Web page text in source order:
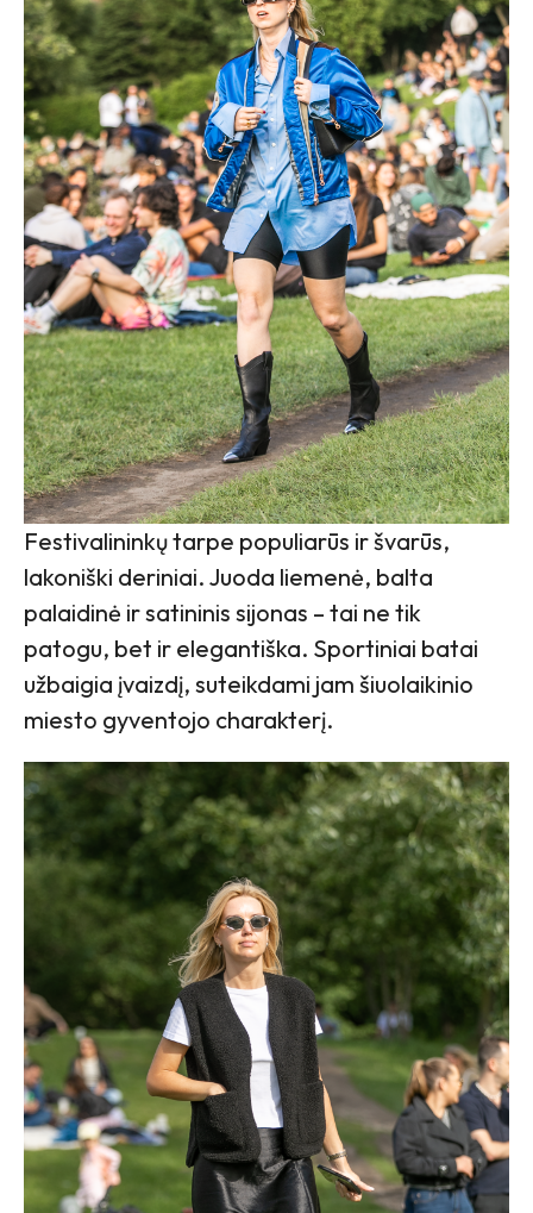
Festivalininkų tarpe populiarūs ir švarūs,
lakoniški deriniai. Juoda liemenė, balta
palaidinė ir satininis sijonas – tai ne tik
patogu, bet ir elegantiška. Sportiniai batai
užbaigia įvaizdį, suteikdami jam šiuolaikinio
miesto gyventojo charakterį.